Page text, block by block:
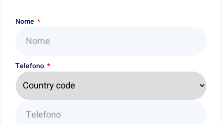
Nome
Telefono